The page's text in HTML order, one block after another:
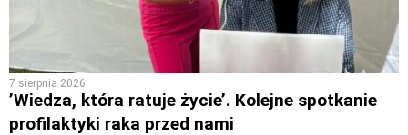
7 sierpnia 2026
’Wiedza, która ratuje życie’. Kolejne spotkanie
profilaktyki raka przed nami